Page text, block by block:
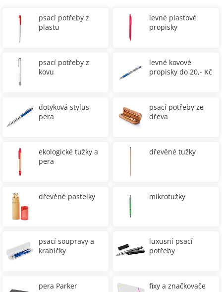
psací potřeby z
plastu
levné plastové
propisky
psací potřeby z
kovu
levné kovové
propisky do 20,- Kč
dotyková stylus
pera
psací potřeby ze
dřeva
ekologické tužky a
pera
dřevěné tužky
dřevěné pastelky mikrotužky
psací soupravy a
krabičky
luxusní psací
potřeby
pera Parker fixy a značkovače